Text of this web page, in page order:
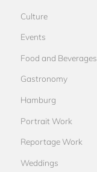
Culture
Events
Food and Beverages
Gastronomy
Hamburg
Portrait Work
Reportage Work
Weddings